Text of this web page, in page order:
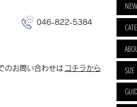
のお問い合わせは ​コチラから
046-822-5384
SIZE